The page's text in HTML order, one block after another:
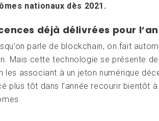
nationaux dès 2021.
déjà délivrées pour
parle de blockchain, on fait
Mais cette technologie se présente
les associant à un jeton numérique
plus tôt dans l’année recourir bientôt